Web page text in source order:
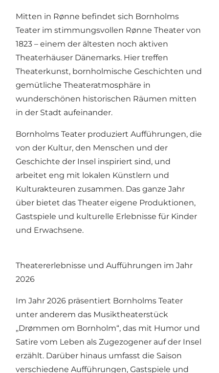
Mitten in Rønne befindet sich Bornholms
Teater im stimmungsvollen Rønne Theater von
1823 – einem der ältesten noch aktiven
Theaterhäuser Dänemarks. Hier treffen
Theaterkunst, bornholmische Geschichten und
gemütliche Theateratmosphäre in
wunderschönen historischen Räumen mitten
in der Stadt aufeinander.
Bornholms Teater produziert Aufführungen, die
von der Kultur, den Menschen und der
Geschichte der Insel inspiriert sind, und
arbeitet eng mit lokalen Künstlern und
Kulturakteuren zusammen. Das ganze Jahr
über bietet das Theater eigene Produktionen,
Gastspiele und kulturelle Erlebnisse für Kinder
und Erwachsene.
Theatererlebnisse und Aufführungen im Jahr
2026
Im Jahr 2026 präsentiert Bornholms Teater
unter anderem das Musiktheaterstück
„Drømmen om Bornholm“, das mit Humor und
Satire vom Leben als Zugezogener auf der Insel
erzählt. Darüber hinaus umfasst die Saison
verschiedene Aufführungen, Gastspiele und